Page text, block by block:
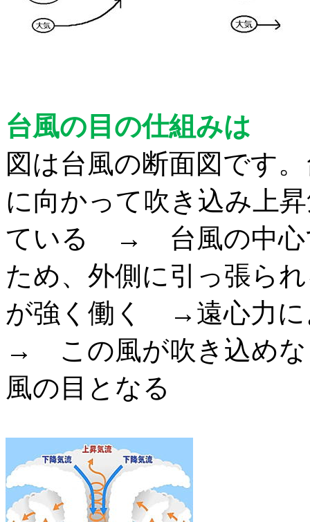
台風の目の仕組みは
図は台風の断面図です。
に向かって吹き込み 上
ている → 台風の中心
ため、外側に引っ張ら
が強く働く →遠心力に
→ この風が吹き込めな
風の目となる